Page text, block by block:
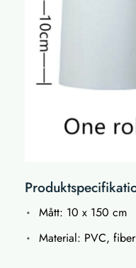
Mått: 10 x 150 cm
Material: PVC, fiber